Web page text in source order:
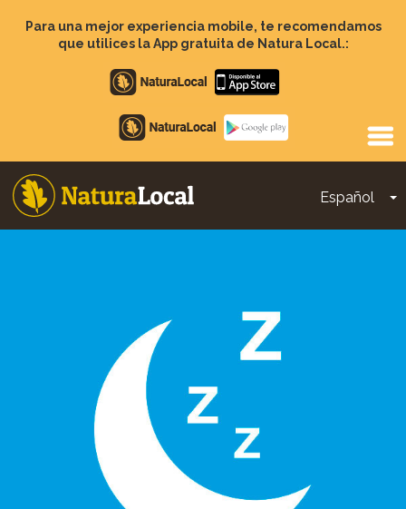
contenido
Para una mejor experiencia mobile, te recomendamos
que utilices la App gratuita de Natura Local.:
Apple
store
Google
Play
Español
Main